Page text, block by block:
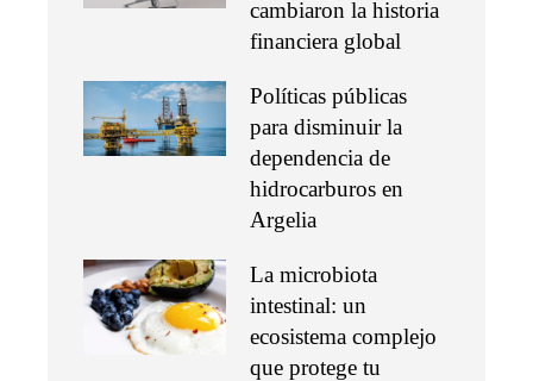
cambiaron la historia
financiera global
Políticas públicas
para disminuir la
dependencia de
hidrocarburos en
Argelia
La microbiota
intestinal: un
ecosistema complejo
que protege tu